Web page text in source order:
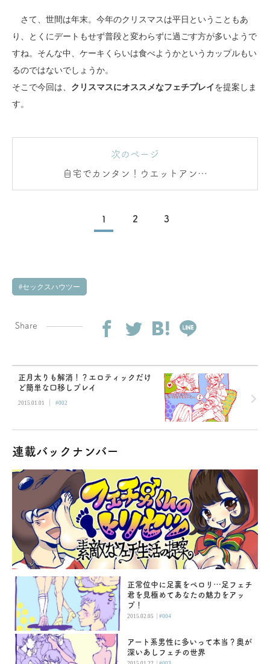
さて、世間は年末。今年のクリスマスは平日ということもあ
り、とくにデートもせず普段と変わらずに過ごす方が多いようで
すね。そんな中、ケーキくらいは食べようかというカップルもい
るのではないでしょうか。
そこで今回は、 クリスマスにオススメなフェチプレイ を提案しま
す。
次のページ
自宅でカンタン！ウエットアンド
メッシープレイ
1 2 3
セックスハウツー
Share
正月太りも解消！？エロティックだけ
ど簡単な口移しプレイ
2015.01.01 | #002
連載バックナンバー
正常位中に足裏をペロリ…足フェチ
君を見極めてあなたの魅力をアッ
プ！
2015.02.05 |#004
アート系男性に多いって本当？奥が
深いあしフェチの世界